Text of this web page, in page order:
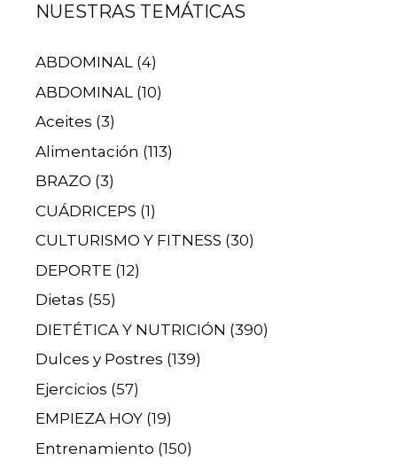
NUESTRAS TEMÁTICAS
ABDOMINAL (4)
ABDOMINAL (10)
Aceites (3)
Alimentación (113)
BRAZO (3)
CUÁDRICEPS (1)
CULTURISMO Y FITNESS (30)
DEPORTE (12)
Dietas (55)
DIETÉTICA Y NUTRICIÓN (390)
Dulces y Postres (139)
Ejercicios (57)
EMPIEZA HOY (19)
Entrenamiento (150)